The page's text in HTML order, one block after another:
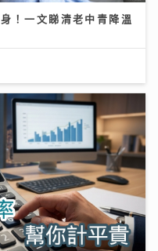
！一文睇清老中青降溫